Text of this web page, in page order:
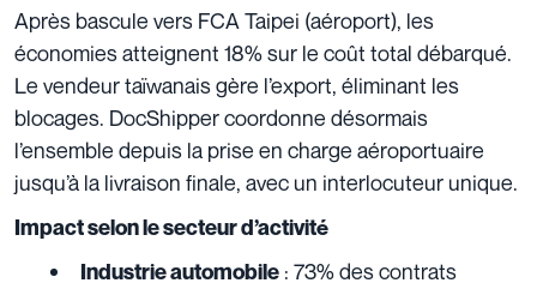
Après bascule vers FCA Taipei (aéroport), les
économies atteignent 18% sur le coût total débarqué.
Le vendeur taïwanais gère l’export, éliminant les
blocages. DocShipper coordonne désormais
l’ensemble depuis la prise en charge aéroportuaire
jusqu’à la livraison finale, avec un interlocuteur unique.
Impact selon le secteur d’activité
Industrie automobile : 73% des contrats